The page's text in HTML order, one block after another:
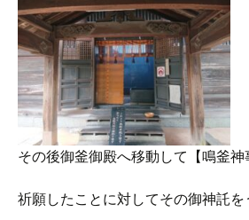
その後御釜御殿へ移動して【鳴釜
祈願したことに対してその御神託